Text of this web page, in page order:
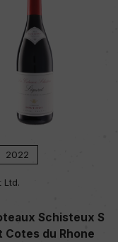
2022
Ltd.
Schisteux S
Cotes du Rhone